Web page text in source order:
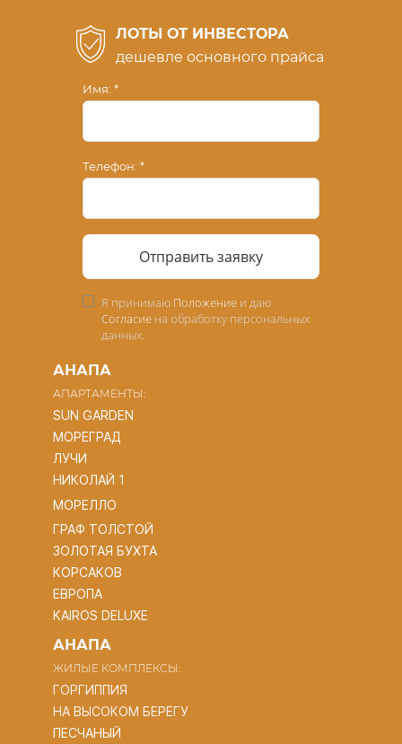
ЛОТЫ ОТ ИНВЕСТОРА
дешевле основного прайса
Имя:
Телефон:
Отправить заявку
Я принимаю Положение и даю
Согласие на обработку персональных
данных.
АНАПА
АПАРТАМЕНТЫ:
SUN GARDEN
МОРЕГРАД
ЛУЧИ
НИКОЛАЙ 1
МОРЕЛЛО
ГРАФ ТОЛСТОЙ
ЗОЛОТАЯ БУХТА
КОРСАКОВ
ЕВРОПА
KAIROS DELUXE
АНАПА
ЖИЛЫЕ КОМПЛЕКСЫ:
ГОРГИППИЯ
НА ВЫСОКОМ БЕРЕГУ
ПЕСЧАНЫЙ